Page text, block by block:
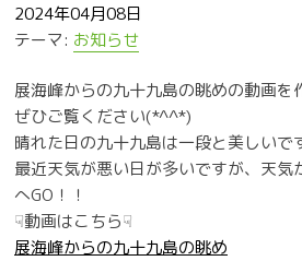
2024年04月08日
テーマ: お知らせ
展海峰からの九十九島の眺めの動画を
ぜひご覧ください(*^^*)
晴れた日の九十九島は一段と美しいで
最近天気が悪い日が多いですが、天気
へGO！！
☟動画はこちら☟
展海峰からの九十九島の眺め